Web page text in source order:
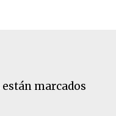
marcados